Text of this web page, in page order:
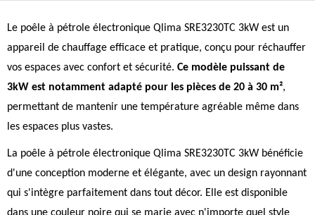
Le poêle à pétrole électronique Qlima SRE3230TC 3kW est un
appareil de chauffage efficace et pratique, conçu pour réchauffer
vos espaces avec confort et sécurité. Ce modèle puissant de
3kW est notamment adapté pour les pièces de 20 à 30 m²,
permettant de mantenir une température agréable même dans
les espaces plus vastes.
La poêle à pétrole électronique Qlima SRE3230TC 3kW bénéficie
d'une conception moderne et élégante, avec un design rayonnant
qui s'intègre parfaitement dans tout décor. Elle est disponible